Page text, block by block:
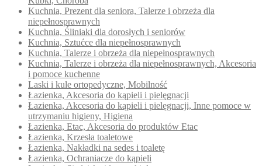
Kuchnia, Prezent dla seniora, Talerze i obrzeża dla
niepełnosprawnych
Kuchnia, Śliniaki dla dorosłych i seniorów
Kuchnia, Sztućce dla niepełnosprawnych
Kuchnia, Talerze i obrzeża dla niepełnosprawnych
Kuchnia, Talerze i obrzeża dla niepełnosprawnych, Akcesoria
i pomoce kuchenne
Laski i kule ortopedyczne, Mobilność
Łazienka, Akcesoria do kąpieli i pielęgnacji
Łazienka, Akcesoria do kąpieli i pielęgnacji, Inne pomoce w
utrzymaniu higieny, Higiena
Łazienka, Etac, Akcesoria do produktów Etac
Łazienka, Krzesła toaletowe
Łazienka, Nakładki na sedes i toaletę
Łazienka, Ochraniacze do kąpieli